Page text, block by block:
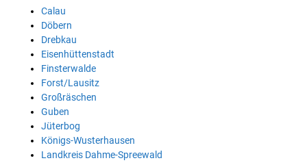
Calau
Döbern
Drebkau
Eisenhüttenstadt
Finsterwalde
Forst/Lausitz
Großräschen
Guben
Jüterbog
Königs-Wusterhausen
Landkreis Dahme-Spreewald